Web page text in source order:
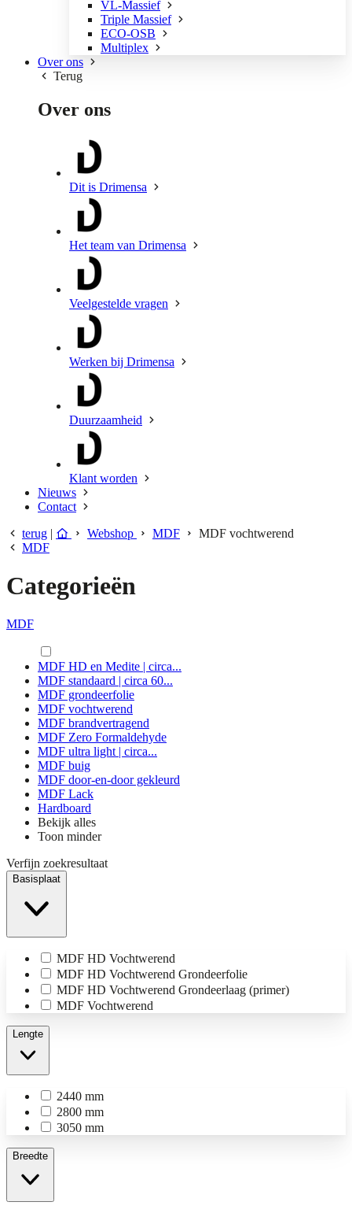
VL-Massief
Triple Massief
ECO-OSB
Multiplex
Over ons
Terug
Over ons
Dit is Drimensa
Het team van Drimensa
Veelgestelde vragen
Werken bij Drimensa
Duurzaamheid
Klant worden
Nieuws
Contact
terug | Webshop MDF
MDF vochtwerend
MDF
Categorieën
MDF
MDF HD en Medite | circa...
MDF standaard | circa 60...
MDF grondeerfolie
MDF vochtwerend
MDF brandvertragend
MDF Zero Formaldehyde
MDF ultra light | circa...
MDF buig
MDF door-en-door gekleurd
MDF Lack
Hardboard
Bekijk alles
Toon minder
Verfijn zoekresultaat
Basisplaat
MDF HD Vochtwerend
MDF HD Vochtwerend Grondeerfolie
MDF HD Vochtwerend Grondeerlaag (primer)
MDF Vochtwerend
Lengte
2440 mm
2800 mm
3050 mm
Breedte